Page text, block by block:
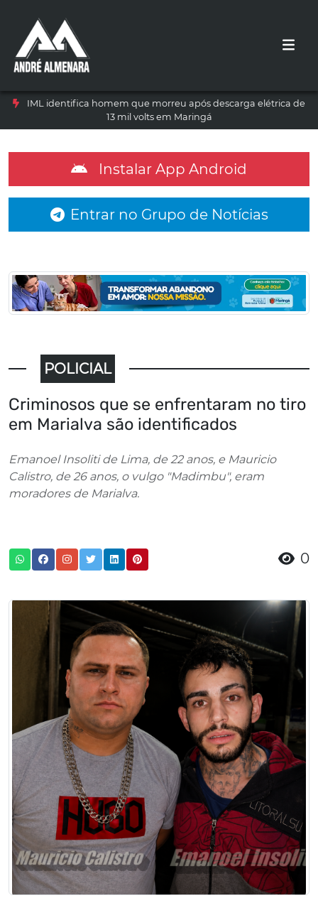
IML identifica homem que morreu após descarga elétrica de
13 mil volts em Maringá
Instalar App Android
Entrar no Grupo de Notícias
POLICIAL
Criminosos que se enfrentaram no tiro
em Marialva são identificados
Emanoel Insoliti de Lima, de 22 anos, e Mauricio
Calistro, de 26 anos, o vulgo "Madimbu", eram
moradores de Marialva.
0